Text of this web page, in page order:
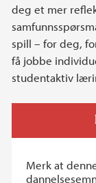
deg et mer
spill – for deg,
få jobbe
studentaktiv
Merk at